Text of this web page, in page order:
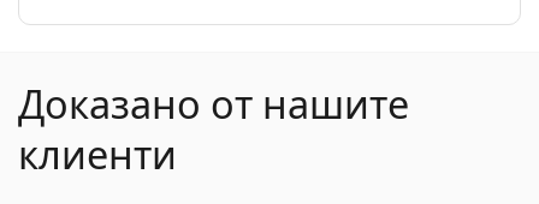
Доказано от нашите
клиенти